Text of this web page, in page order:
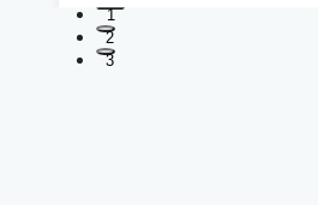
1
2
3